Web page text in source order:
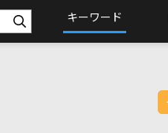
キーワード